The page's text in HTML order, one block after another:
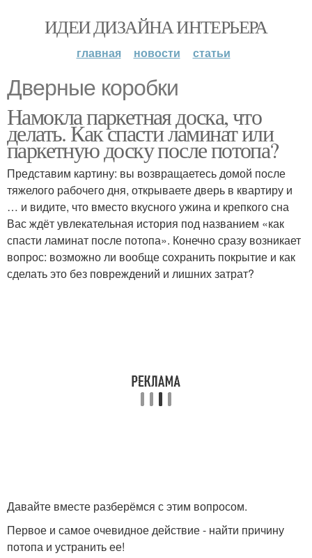
ИДЕИ ДИЗАЙНА ИНТЕРЬЕРА
главная новости статьи
Дверные коробки
Намокла паркетная доска, что
делать. Как спасти ламинат или
паркетную доску после потопа?
Представим картину: вы возвращаетесь домой после
тяжелого рабочего дня, открываете дверь в квартиру и
… и видите, что вместо вкусного ужина и крепкого сна
Вас ждёт увлекательная история под названием «как
спасти ламинат после потопа». Конечно сразу возникает
вопрос: возможно ли вообще сохранить покрытие и как
сделать это без повреждений и лишних затрат?
Давайте вместе разберёмся с этим вопросом.
Первое и самое очевидное действие - найти причину
потопа и устранить ее!